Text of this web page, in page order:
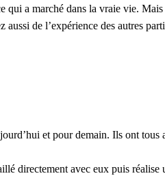
a marché dans la vraie vie.
de l’expérience des autres
et pour demain. Ils ont
directement avec eux puis réalise